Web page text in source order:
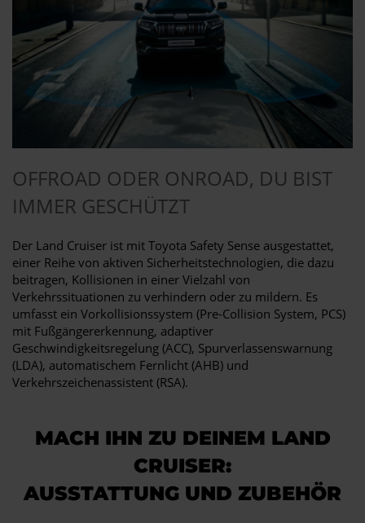
OFFROAD ODER ONROAD, DU BIST
IMMER GESCHÜTZT
Der Land Cruiser ist mit Toyota Safety Sense ausgestattet,
einer Reihe von aktiven Sicherheitstechnologien, die dazu
beitragen, Kollisionen in einer Vielzahl von
Verkehrssituationen zu verhindern oder zu mildern. Es
umfasst ein Vorkollisionssystem (Pre-Collision System, PCS)
mit Fußgängererkennung, adaptiver
Geschwindigkeitsregelung (ACC), Spurverlassenswarnung
(LDA), automatischem Fernlicht (AHB) und
Verkehrszeichenassistent (RSA).
MACH IHN ZU DEINEM LAND
CRUISER:
AUSSTATTUNG UND ZUBEHÖR